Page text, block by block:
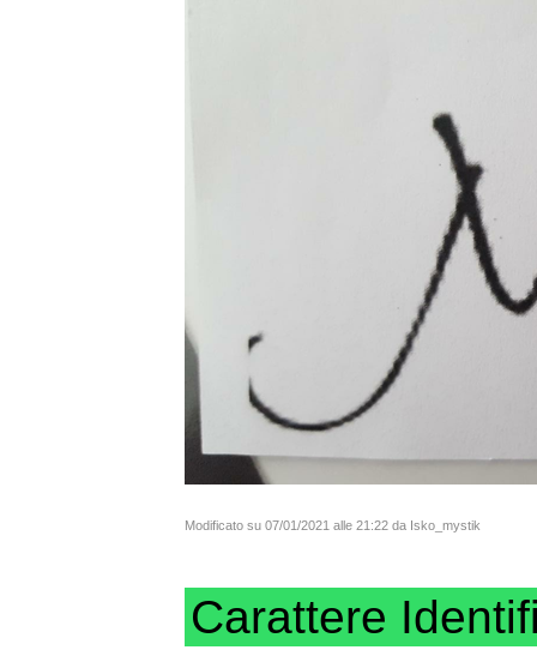
Modificato su 07/01/2021 alle 21:22 da Isko_mystik
Carattere